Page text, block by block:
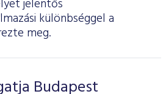
jelentős
különbséggel a
meg.
Budapest